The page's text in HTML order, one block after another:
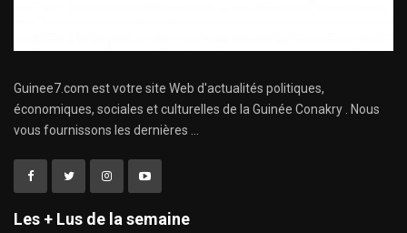
Guinee7.com est votre site Web d'actualités politiques,
économiques, sociales et culturelles de la Guinée Conakry . Nous
vous fournissons les dernières ...
Les + Lus de la semaine